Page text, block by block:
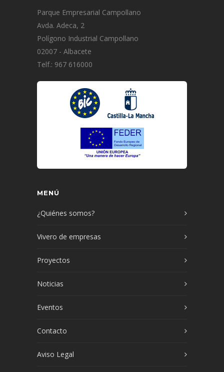
Parque Empresarial Campollano
Avda. Adeca, 2
Polígono Industrial Campollano
02007 - Albacete
Telf.: 967 616000
MENÚ
¿Quiénes somos?
Vivero de empresas
Proyectos
Noticias
Eventos
Contacto
Aviso Legal